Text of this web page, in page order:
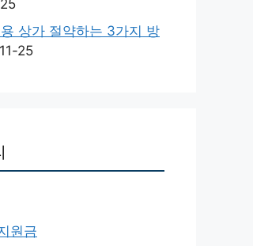
상가 절약하는 3가지 방
25
원금